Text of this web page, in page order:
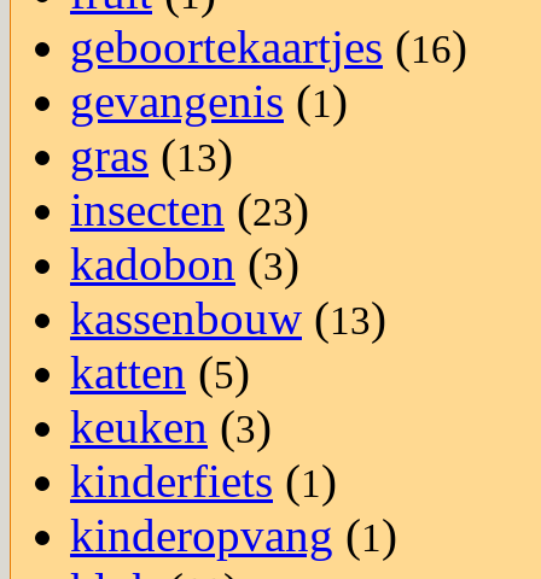
geboortekaartjes (16)
gevangenis (1)
gras (13)
insecten (23)
kadobon (3)
kassenbouw (13)
katten (5)
keuken (3)
kinderfiets (1)
kinderopvang (1)